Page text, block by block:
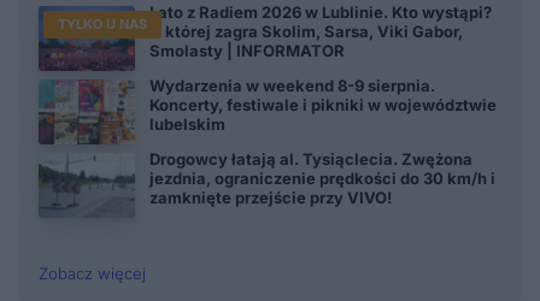
TYLKO U NAS
Lato z Radiem 2026 w Lublinie. Kto wystąpi?
O której zagra Skolim, Sarsa, Viki Gabor,
Smolasty | INFORMATOR
Wydarzenia w weekend 8-9 sierpnia.
Koncerty, festiwale i pikniki w województwie
lubelskim
Drogowcy łatają al. Tysiąclecia. Zwężona
jezdnia, ograniczenie prędkości do 30 km/h i
zamknięte przejście przy VIVO!
Zobacz więcej